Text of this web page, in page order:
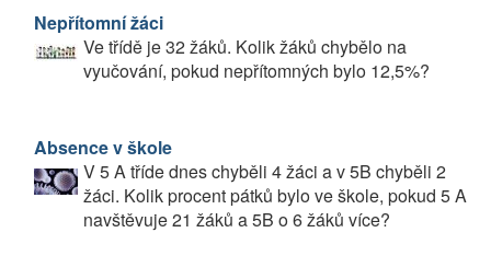
Nepřítomní žáci
Ve třídě je 32 žáků. Kolik žáků chybělo na
vyučování, pokud nepřítomných bylo 12,5%?
Absence v škole
V 5 A tříde dnes chyběli 4 žáci a v 5B chyběli 2
žáci. Kolik procent pátků bylo ve škole, pokud 5 A
navštěvuje 21 žáků a 5B o 6 žáků více?